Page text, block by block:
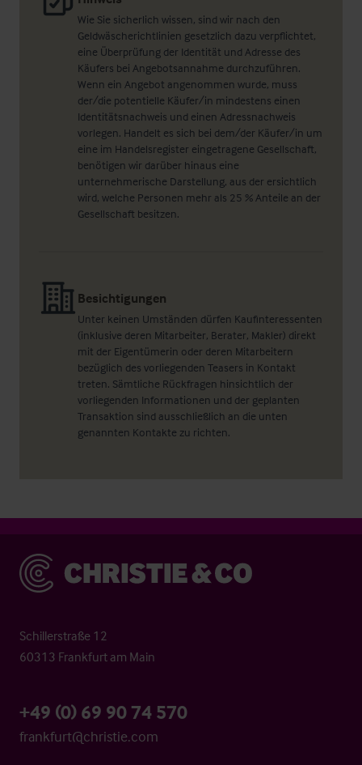
Wie Sie sicherlich wissen, sind wir nach den
Geldwäscherichtlinien gesetzlich dazu verpflichtet,
eine Überprüfung der Identität und Adresse des
Käufers bei Angebotsannahme durchzuführen.
Wenn ein Angebot angenommen wurde, muss
der/die potentielle Käufer/in mindestens einen
Identitätsnachweis und einen Adressnachweis
vorlegen. Handelt es sich bei dem/der Käufer/in um
eine im Handelsregister eingetragene Gesellschaft,
benötigen wir darüber hinaus eine
unternehmerische Darstellung, aus der ersichtlich
wird, welche Personen mehr als 25 % Anteile an der
Gesellschaft besitzen.
Besichtigungen
Unter keinen Umständen dürfen Kaufinteressenten
(inklusive deren Mitarbeiter, Berater, Makler) direkt
mit der Eigentümerin oder deren Mitarbeitern
bezüglich des vorliegenden Teasers in Kontakt
treten. Sämtliche Rückfragen hinsichtlich der
vorliegenden Informationen und der geplanten
Transaktion sind ausschließlich an die unten
genannten Kontakte zu richten.
Christie & Co
Schillerstraße 12
60313 Frankfurt am Main
+49 (0) 69 90 74 570
frankfurt@christie.com